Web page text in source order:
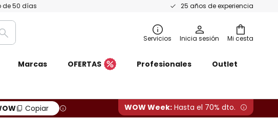
de 50 días 25 años de experiencia
Mi cesta
Buscar Servicios Inicia sesión
Marcas OFERTAS Profesionales Outlet
Copiar WOW Week: Hasta el 70% dto.